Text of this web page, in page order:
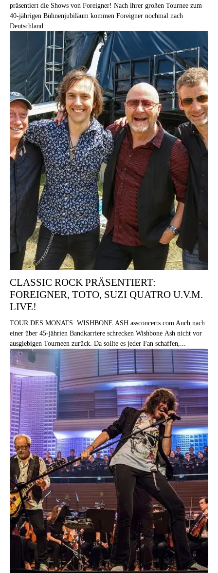
präsentiert die Shows von Foreigner! Nach ihrer großen Tournee zum
40-jährigen Bühnenjubiläum kommen Foreigner nochmal nach
Deutschland...
CLASSIC ROCK PRÄSENTIERT:
FOREIGNER, TOTO, SUZI QUATRO U.V.M.
LIVE!
TOUR DES MONATS: WISHBONE ASH assconcerts.com Auch nach
einer über 45-jährien Bandkarriere schrecken Wishbone Ash nicht vor
ausgiebigen Tourneen zurück. Da sollte es jeder Fan schaffen,...